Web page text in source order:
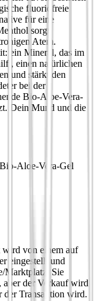
fluoridfreie
für eine
sorgt
Atem.
ein Mineral, das im
einen natürlichen
und stärkt den
bei der
Bio-Aloe-Vera-
Dein Mund und die
Aloe-Vera-Gel
wird von einem auf
eingestellt und
Marktplatz: Sie
aber der Verkauf wird
der Transaktion wird.